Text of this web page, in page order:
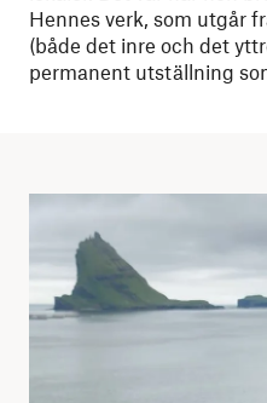
Hennes verk, som utgår
(både det inre och det
permanent utställning